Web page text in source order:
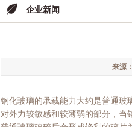
企业新闻
来源：
钢化玻璃的承载能力大约是普通玻
对外力较敏感和较薄弱的部分，